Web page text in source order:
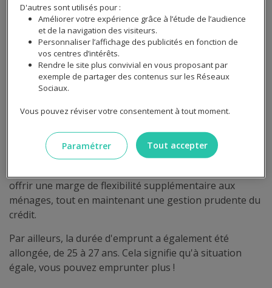
d'un reste à vivre suffisant pour couvrir leurs dépenses
quotidiennes et imprévus.
Ensuite, ce taux permet aux banques de mieux évaluer
la capacité de remboursement des emprunteurs. Cela
réduit le risque de défaut de paiement, ce qui est crucial
pour la stabilité financière des établissements
recommandations du Haut Conseil de Stabilité
Financière (HCSF). En 2021, cet organisme a ajusté le
offrir une marge de flexibilité supplémentaire aux
ménages, tout en maintenant une gestion prudente du
crédit.
Par ailleurs, la durée d'emprunt a également été
allongée, de 25 à 27 ans. Cela signifie qu'à situation
égale, vous pouvez emprunter plus !
D'autres sont utilisés pour :
Améliorer votre expérience grâce à l’étude de l’audience
et de la navigation des visiteurs.
Personnaliser l’affichage des publicités en fonction de
vos centres d’intérêts.
Rendre le site plus convivial en vous proposant par
exemple de partager des contenus sur les Réseaux
Sociaux.
Vous pouvez réviser votre consentement à tout moment.
Tout accepter
Paramétrer